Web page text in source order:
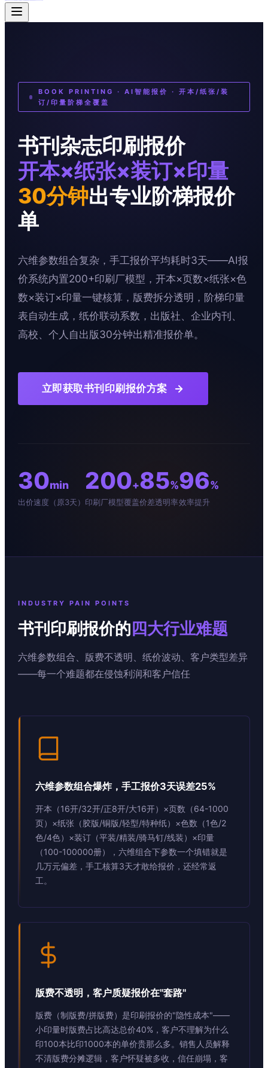
BOOK PRINTING · AI智能报价 · 开本/纸张/装
订/印量阶梯全覆盖
书刊杂志印刷报价
开本×纸张×装订×印量
30分钟出专业阶梯报价
单
六维参数组合复杂，手工报价平均耗时3天——AI报
价系统内置200+印刷厂模型，开本×页数×纸张×色
数×装订×印量一键核算，版费拆分透明，阶梯印量
表自动生成，纸价联动系数，出版社、企业内刊、
高校、个人自出版30分钟出精准报价单。
立即获取书刊印刷报价方案
30min
出价速度（原3天）
200+
印刷厂模型覆盖
85%
价差透明率
96%
效率提升
INDUSTRY PAIN POINTS
书刊印刷报价的 四大行业难题
六维参数组合、版费不透明、纸价波动、客户类型差异
——每一个难题都在侵蚀利润和客户信任
六维参数组合爆炸，手工报价3天误差25%
开本（16开/32开/正8开/大16开）×页数（64-1000
页）×纸张（胶版/铜版/轻型/特种纸）×色数（1色/2
色/4色）×装订（平装/精装/骑马钉/线装）×印量
（100-100000册），六维组合下参数一个填错就是
几万元偏差，手工核算3天才敢给报价，还经常返
工。
版费不透明，客户质疑报价在"套路"
版费（制版费/拼版费）是印刷报价的"隐性成本"——
小印量时版费占比高达总价40%，客户不理解为什么
印100本比印1000本的单价贵那么多。销售人员解释
不清版费分摊逻辑，客户怀疑被多收，信任崩塌，客